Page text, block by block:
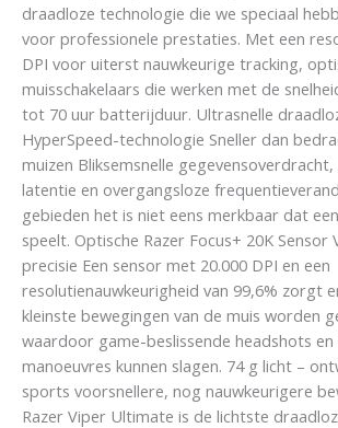
draadloze technologie die we speciaal
voor professionele prestaties. Met een
DPI voor uiterst nauwkeurige tracking,
muisschakelaars die werken met de
tot 70 uur batterijduur. Ultrasnelle
HyperSpeed-technologie Sneller dan
muizen Bliksemsnelle
latentie en overgangsloze
gebieden het is niet eens merkbaar dat
speelt. Optische Razer Focus+ 20K Sensor
precisie Een sensor met 20.000 DPI en een
resolutienauwkeurigheid van 99,6% zorgt
kleinste bewegingen van de muis worden
waardoor game-beslissende headshots en
manoeuvres kunnen slagen. 74 g licht –
sports voorsnellere, nog nauwkeurigere
Razer Viper Ultimate is de lichtste